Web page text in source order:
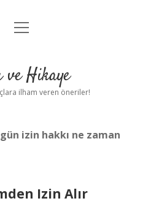
Anasayfa
Uyarı
menüyü
ve Hikaye
ilham veren öneriler!
izin hakkı ne zaman
Izin Alır